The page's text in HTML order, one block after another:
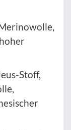
Stoff,